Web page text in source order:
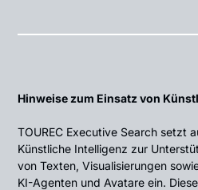
Hinweise zum Einsatz von
TOUREC Executive Search setzt
Künstliche Intelligenz zur
von Texten, Visualisierungen
KI-Agenten und Avatare ein.